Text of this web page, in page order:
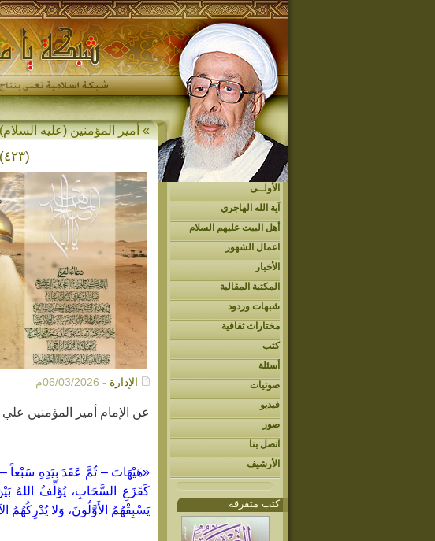
الأولــى
آية الله الهاجري
أهل البيت عليهم السلام
اعمال الشهور
الأخبار
المكتبة المقالية
شبهات وردود
مختارات ثقافية
كتب
أسئلة
صوتيات
فيديو
صور
اتصل بنا
الأرشيف
كتب متفرقة
» أمير المؤمنين (عليه
(٤٢٣) هَيْهَاتَ – ثُمَّ عَقَدَ بِيَدِهِ سَبْعاً – فَقَالَ: ذَاكَ يَخْرُجُ فِي آخِرِ الزَّمَانِ…
الإدارة - 06/03/2026م
عن الإمام أمير المؤمنين
«هَيْهَاتَ – ثُمَّ عَقَدَ بِيَدِهِ سَبْعاً –
كَقَزَعِ السَّحَابِ، يُؤَلِّفُ اللهُ
يَسْبِقْهُمُ الأَوَّلُونَ، وَلا